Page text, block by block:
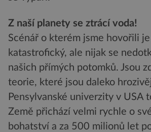
Z naší planety se ztrácí voda!
Scénář o kterém jsme hovořili
katastrofický, ale nijak se
našich přímých potomků. Jsou
teorie, které jsou daleko
Pensylvanské univerzity v USA
Země přichází velmi rychle o
bohatství a za 500 milionů let